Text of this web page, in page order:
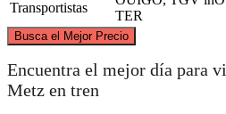
Transportistas
TER
Busca el Mejor Precio
Encuentra el mejor día para
Metz en tren